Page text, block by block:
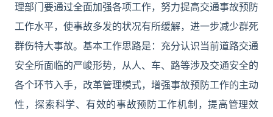
理部门要通过全面加强各项工作，努力提高交通事故预防
工作水平，使事故多发的状况有所缓解，进一步减少群死
群伤特大事故。基本工作思路是：充分认识当前道路交通
安全所面临的严峻形势，从人、车、路等涉及交通安全的
各个环节入手，改革管理模式，增强事故预防工作的主动
性，探索科学、有效的事故预防工作机制，提高管理效